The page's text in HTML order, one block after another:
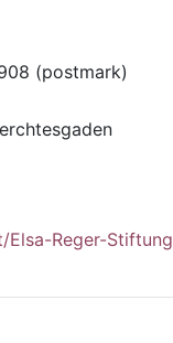
(postmark)
Elsa-Reger-Stiftung